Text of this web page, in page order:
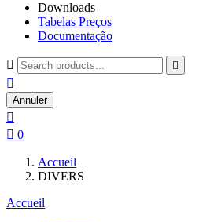
Downloads
Tabelas Preços
Documentação
 

Annuler

 0
Accueil
DIVERS
Accueil